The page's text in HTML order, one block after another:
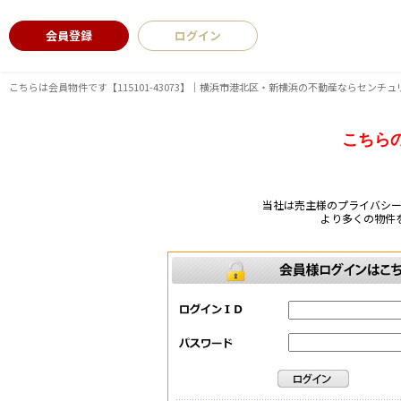
こちらは会員物件です【115101-43073】｜横浜市港北区・新横浜の不動産ならセンチ
会員登録 ログイン
こちら
当社は売主様のプライバシ
より多くの物件